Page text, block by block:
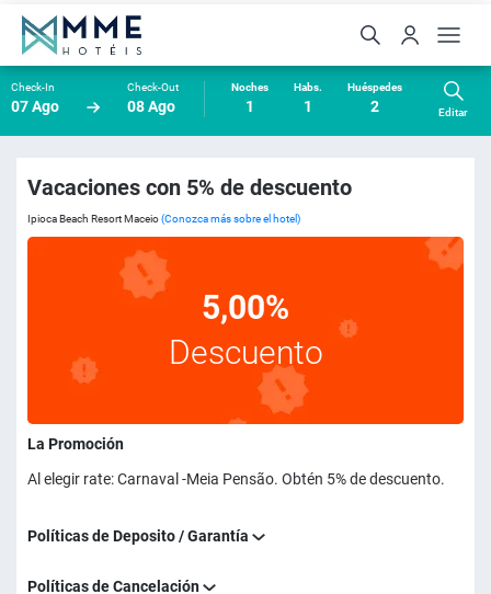
Check-In
07 Ago
Check-Out
08 Ago
Noches
1
Habs.
1
Huéspedes
2 Editar
Vacaciones con 5% de descuento
Ipioca Beach Resort Maceio(Conozca más sobre el hotel)
5,00%
Descuento
La Promoción
Al elegir rate: Carnaval -Meia Pensão. Obtén 5% de descuento.
Políticas de Deposito / Garantía
Políticas de Cancelación